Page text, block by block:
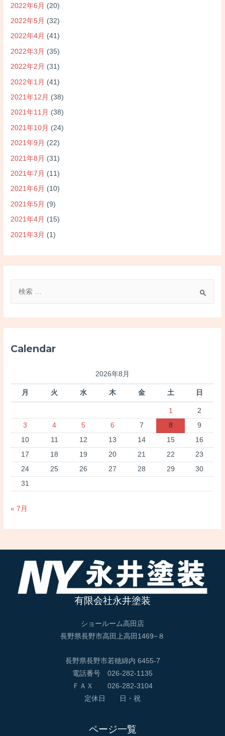
2022年6月 (20)
2022年5月 (32)
2022年4月 (41)
2022年3月 (35)
2022年2月 (31)
2022年1月 (41)
2021年12月 (38)
2021年11月 (38)
2021年10月 (24)
2021年9月 (22)
2021年8月 (31)
2021年7月 (11)
2021年6月 (10)
2021年5月 (9)
2021年4月 (15)
2021年3月 (1)
Calendar
2026年8月
月 火 水 木 金 土 日
1
2
3
4 5 6 7 8
9
10
11 12 13 14 15
16
17
18 19 20 21 22
23
24
25 26 27 28 29
30
31
« 7月
有限会社永井塗装
ショールーム高田店
長野県長野市高田上高田1469−８
長野県長野市若穂綿内 6455-7
電話番号 026-282-1135
ＦＡＸ 026-282-3104
定休日 日・祝
ページ一覧